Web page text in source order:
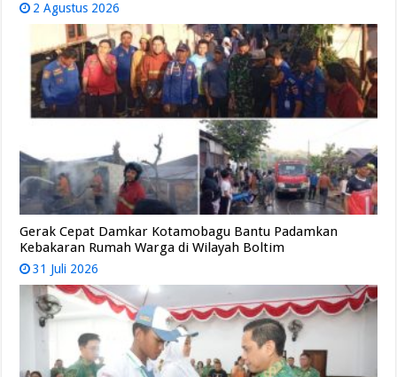
2 Agustus 2026
Gerak Cepat Damkar Kotamobagu Bantu Padamkan
Kebakaran Rumah Warga di Wilayah Boltim
31 Juli 2026